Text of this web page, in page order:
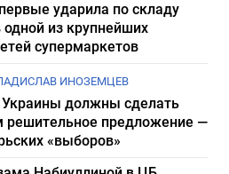
ударила по складу
одной из крупнейших
супермаркетов
ИНОЗЕМЦЕВ
должны сделать
решительное предложение —
«выборов»